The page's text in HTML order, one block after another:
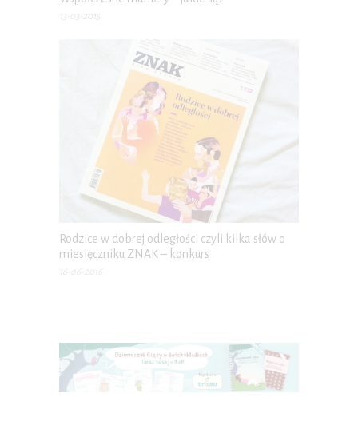
13-03-2015
Rodzice w dobrej odległości czyli kilka słów o
miesięczniku ZNAK – konkurs
16-06-2016